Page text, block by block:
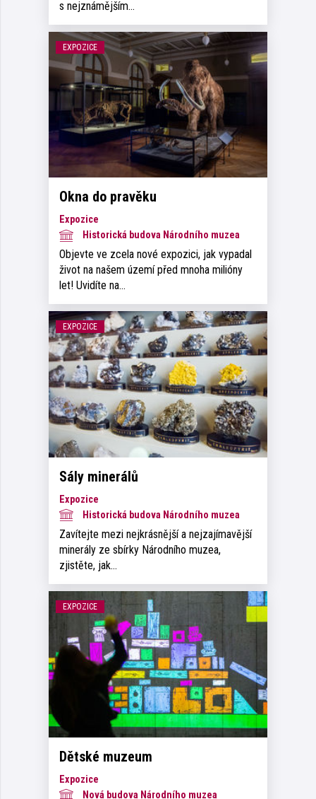
s nejznámějším…
EXPOZICE
Okna do pravěku
Expozice
Historická budova Národního muzea
Objevte ve zcela nové expozici, jak vypadal
život na našem území před mnoha milióny
let! Uvidíte na…
EXPOZICE
Sály minerálů
Expozice
Historická budova Národního muzea
Zavítejte mezi nejkrásnější a nejzajímavější
minerály ze sbírky Národního muzea,
zjistěte, jak…
EXPOZICE
Dětské muzeum
Expozice
Nová budova Národního muzea